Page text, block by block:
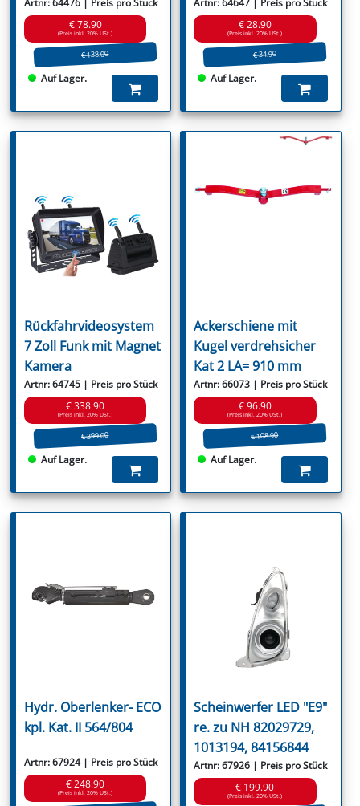
€ 78.90
(Preis inkl. 20% USt.)
€ 138.00
Auf Lager.
€ 28.90
(Preis inkl. 20% USt.)
€ 34.90
Auf Lager.
Rückfahrvideosystem
7 Zoll Funk mit Magnet
Kamera
Artnr: 64745 | Preis pro Stück
€ 338.90
(Preis inkl. 20% USt.)
€ 399.00
Auf Lager.
Ackerschiene mit
Kugel verdrehsicher
Kat 2 LA= 910 mm
Artnr: 66073 | Preis pro Stück
€ 96.90
(Preis inkl. 20% USt.)
€ 108.90
Auf Lager.
Hydr. Oberlenker- ECO
kpl. Kat. II 564/804
Artnr: 67924 | Preis pro Stück
€ 248.90
(Preis inkl. 20% USt.)
Scheinwerfer LED "E9"
re. zu NH 82029729,
1013194, 84156844
Artnr: 67926 | Preis pro Stück
€ 199.90
(Preis inkl. 20% USt.)